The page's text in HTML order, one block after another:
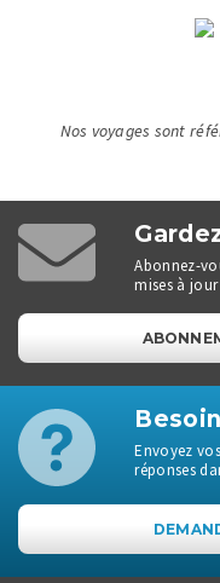
Nos voyages sont
Abonnez-
mises à
Envoyez
réponses